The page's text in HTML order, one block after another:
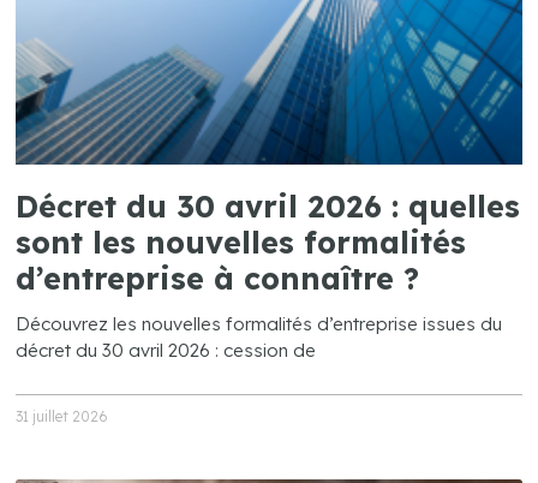
Décret du 30 avril 2026 : quelles
sont les nouvelles formalités
d’entreprise à connaître ?
Découvrez les nouvelles formalités d’entreprise issues du
décret du 30 avril 2026 : cession de
31 juillet 2026